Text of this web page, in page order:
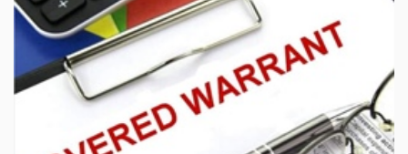
TÍCH
VIETSTOCKFINANCE